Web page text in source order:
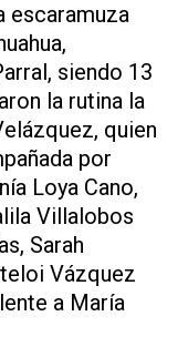
escaramuza
siendo 13
la rutina la
quien
por
Loya Cano,
Villalobos
Sarah
Vázquez
a María